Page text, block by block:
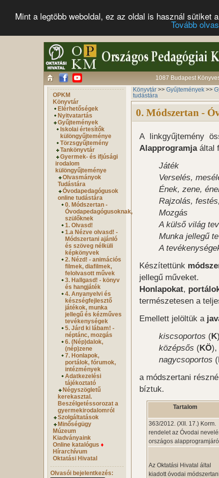
Mint a legtöbb weboldal, ez az oldal is használ sütiket
Tovább
1087 Budapest
OPKM
Könyvtár
Elérhetőségek
Nyitvatartás
Gyűjtemények
Iskolai értesítők
különgyűjteménye
Törzsgyűjtemény
Tankönyvtár
Gyermek- és ifjúsági
irodalom
különgyűjteménye
Olvasmányok
Tudástára
Óvodapedagógusok
online tudástára
0. Módszertan -
Óvodapedagógusoknak,
szülőknek
1. Olvasd!
1.a Nézve olvasd! -
Módszertani ajánló
és szöveg nélküli
képkönyvek
2. Nézd! - animációs
filmek, diafilmek,
felolvasott művek
3. Hallgasd! - könyv
és hangjáték
4. Anyanyelvi és
készségfejlesztő
játékok, munka
jellegű és kézműves
tevékenységek
5. Járd ki lábam! -
néptánc, mozgás
6. (Nép)dalok,
(nép)zene
7. Honlapok,
portálok, fórumok,
intézmények
Adatkezelési
tájékoztató
Négyszögletű
kerekasztal.
Beszélgetéssorozat a
gyermekirodalomról
Szolgáltatások
Minőségügy
Múzeum
Kiadványaink
Online katalógus ♦
Hírarchívum
Oktatási Hivatal
Olvasói bejelentkezés:
Könyvtár >> Gyűjtemények >>
tudástára
0. Módszertan -
A linkgyűjtemény
Alapprogramjaáltal
Játék
Verselés,
Ének, zene,
Rajzolás,
Mozgás
A külső világ
Munka jellegű
A
Készítettünk
jellegű műveket.
Honlapokat,
természetesen a
Emellett jelöltük a
kiscsoportos (K
középsős (KÖ),
nagycsoportos (
a módszertani
bíztuk.
Tartalom
363/2012. (XII. 17.) Korm.
rendelet az Óvodai
országos
Az Oktatási Hivatal által
kiadott óvodai